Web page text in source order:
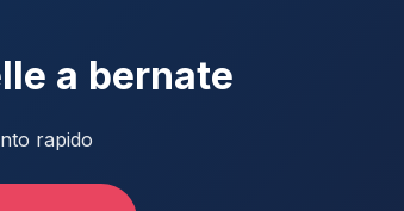
a bernate
rapido